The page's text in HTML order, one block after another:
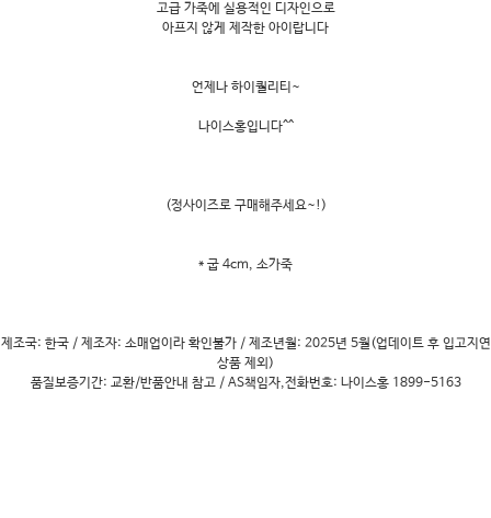
고급 가죽에 실용적인 디자인으로
아프지 않게 제작한 아이랍니다
언제나 하이퀄리티~
나이스홍입니다^^
(정사이즈로 구매해주세요~!)
* 굽 4cm, 소가죽
제조국: 한국 / 제조자: 소매업이라 확인불가 / 제조년월: 2025년 5월(업데이트 후 입고지연
상품 제외)
품질보증기간: 교환/반품안내 참고 / AS책임자,전화번호: 나이스홍 1899-5163